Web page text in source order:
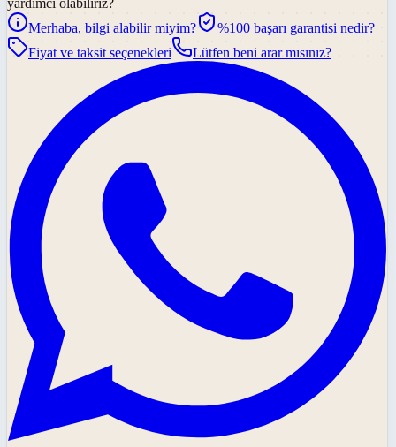
Merhaba, bilgi alabilir miyim?
%100 başarı garantisi nedir?
Fiyat ve taksit seçenekleri
Lütfen beni arar mısınız?